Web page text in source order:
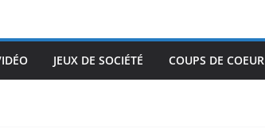
JEUX DE SOCIÉTÉ COUPS DE COEUR